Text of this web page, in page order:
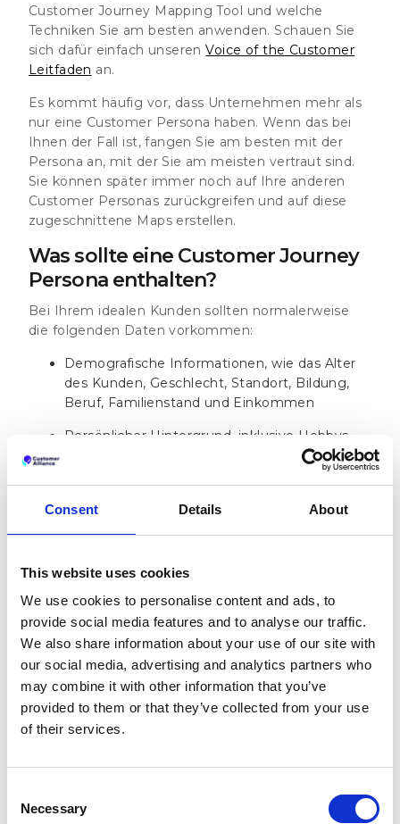
Consent Details About
This website uses cookies
We use cookies to personalise content and ads, to
provide social media features and to analyse our traffic.
We also share information about your use of our site with
our social media, advertising and analytics partners who
may combine it with other information that you’ve
provided to them or that they’ve collected from your use
of their services.
Selection
Necessary
Customer Journey Mapping Tool und welche
Techniken Sie am besten anwenden. Schauen Sie
sich dafür einfach unserenVoice of the Customer
Leitfaden an.
Es kommt häufig vor, dass Unternehmen mehr als
nur eine Customer Persona haben. Wenn das bei
Ihnen der Fall ist, fangen Sie am besten mit der
Persona an, mit der Sie am meisten vertraut sind.
Sie können später immer noch auf Ihre anderen
Customer Personas zurückgreifen und auf diese
zugeschnittene Maps erstellen.
Was sollte eine Customer Journey
Persona enthalten?
Bei Ihrem idealen Kunden sollten normalerweise
die folgenden Daten vorkommen:
Demografische Informationen, wie das Alter
des Kunden, Geschlecht, Standort, Bildung,
Beruf, Familienstand und Einkommen
Persönlicher Hintergrund, inklusive Hobbys
Berufliche Informationen, wie die Branche, in
der er tätig ist, Berufsbezeichnung und
welchem Grund?
Bedenken - welche Probleme hat er? Was
Ihr Angebot und wie es zum Leben des
Kunden passt. Welches Problem können Sie
für ihn lösen? Wie können Sie ihm helfen,
seine Ziele zu erreichen?
Persona